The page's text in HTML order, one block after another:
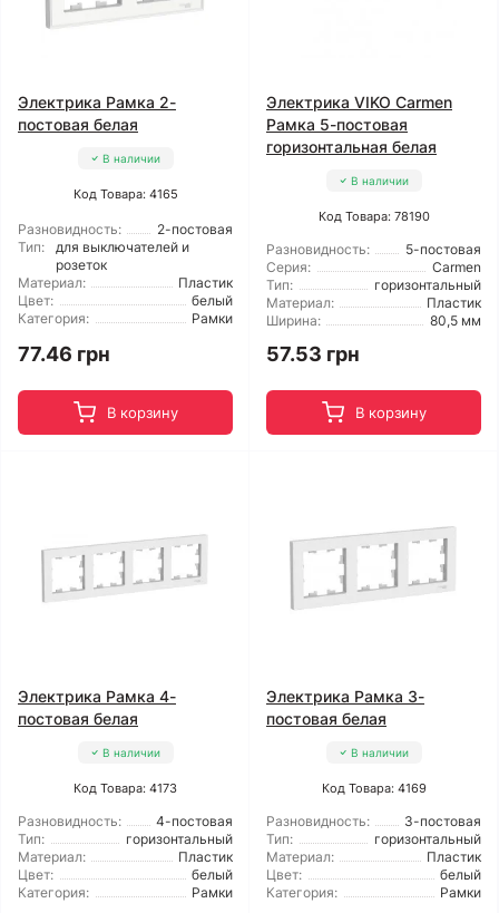
Электрика Рамка 2-
постовая белая
В наличии
Код Товара: 4165
Разновидность:
2-постовая
Тип:
для выключателей и
розеток
Материал:
Пластик
Цвет:
белый
Категория:
Рамки
77.46 грн
В корзину
Электрика VIKO Carmen
Рамка 5-постовая
горизонтальная белая
В наличии
Код Товара: 78190
Разновидность:
5-постовая
Серия:
Carmen
Тип:
горизонтальный
Материал:
Пластик
Ширина:
80,5 мм
57.53 грн
В корзину
Электрика Рамка 4-
постовая белая
В наличии
Код Товара: 4173
Разновидность:
4-постовая
Тип:
горизонтальный
Материал:
Пластик
Цвет:
белый
Категория:
Рамки
Электрика Рамка 3-
постовая белая
В наличии
Код Товара: 4169
Разновидность:
3-постовая
Тип:
горизонтальный
Материал:
Пластик
Цвет:
белый
Категория:
Рамки